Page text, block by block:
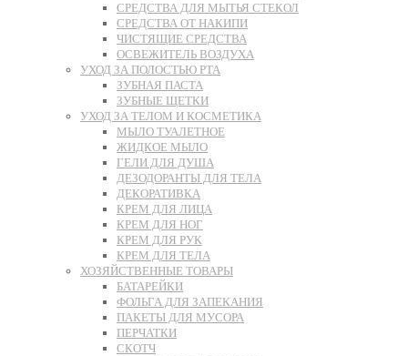
СРЕДСТВА ДЛЯ МЫТЬЯ СТЕКОЛ
СРЕДСТВА ОТ НАКИПИ
ЧИСТЯЩИЕ СРЕДСТВА
ОСВЕЖИТЕЛЬ ВОЗДУХА
УХОД ЗА ПОЛОСТЬЮ РТА
ЗУБНАЯ ПАСТА
ЗУБНЫЕ ЩЕТКИ
УХОД ЗА ТЕЛОМ И КОСМЕТИКА
МЫЛО ТУАЛЕТНОЕ
ЖИДКОЕ МЫЛО
ГЕЛИ ДЛЯ ДУША
ДЕЗОДОРАНТЫ ДЛЯ ТЕЛА
ДЕКОРАТИВКА
КРЕМ ДЛЯ ЛИЦА
КРЕМ ДЛЯ НОГ
КРЕМ ДЛЯ РУК
КРЕМ ДЛЯ ТЕЛА
ХОЗЯЙСТВЕННЫЕ ТОВАРЫ
БАТАРЕЙКИ
ФОЛЬГА ДЛЯ ЗАПЕКАНИЯ
ПАКЕТЫ ДЛЯ МУСОРА
ПЕРЧАТКИ
СКОТЧ